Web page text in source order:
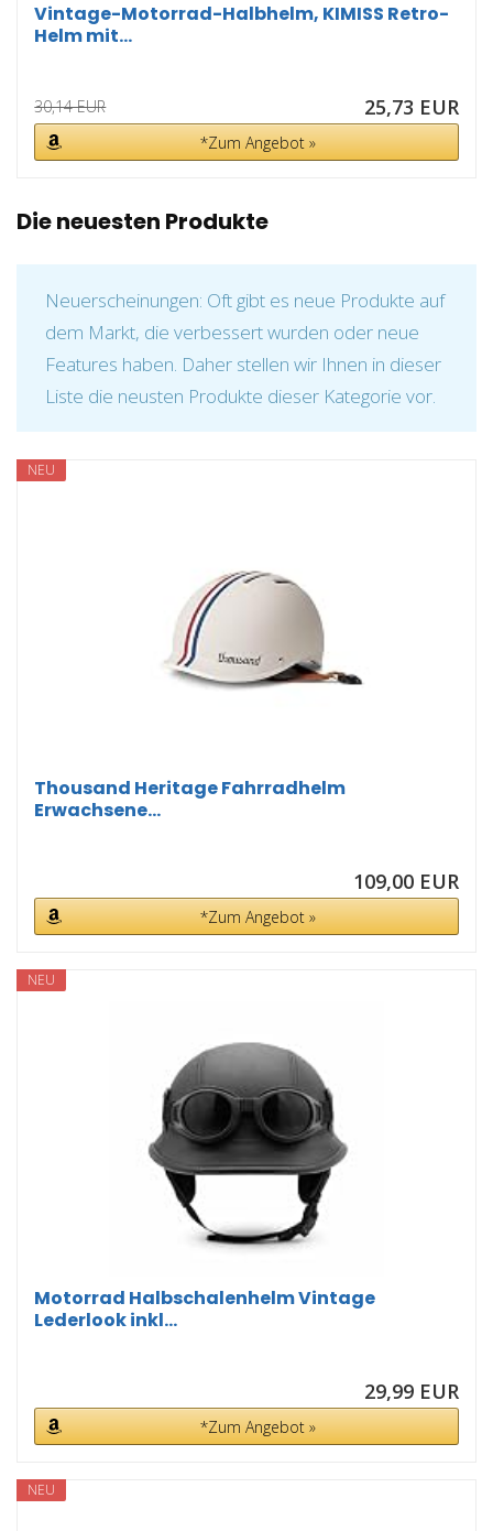
Vintage-Motorrad-Halbhelm, KIMISS Retro-
Helm mit...
30,14 EUR 25,73 EUR
*Zum Angebot »
Die neuesten Produkte
Neuerscheinungen: Oft gibt es neue Produkte auf
dem Markt, die verbessert wurden oder neue
Features haben. Daher stellen wir Ihnen in dieser
Liste die neusten Produkte dieser Kategorie vor.
NEU
Thousand Heritage Fahrradhelm
Erwachsene...
109,00 EUR
*Zum Angebot »
NEU
Motorrad Halbschalenhelm Vintage
Lederlook inkl...
29,99 EUR
*Zum Angebot »
NEU